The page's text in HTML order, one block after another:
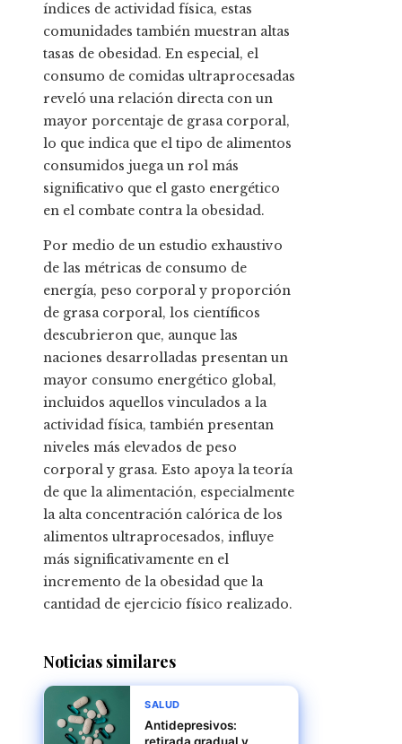
índices de actividad física, estas
comunidades también muestran altas
tasas de obesidad. En especial, el
consumo de comidas ultraprocesadas
reveló una relación directa con un
mayor porcentaje de grasa corporal,
lo que indica que el tipo de alimentos
consumidos juega un rol más
significativo que el gasto energético
en el combate contra la obesidad.
Por medio de un estudio exhaustivo
de las métricas de consumo de
energía, peso corporal y proporción
de grasa corporal, los científicos
descubrieron que, aunque las
naciones desarrolladas presentan un
mayor consumo energético global,
incluidos aquellos vinculados a la
actividad física, también presentan
niveles más elevados de peso
corporal y grasa. Esto apoya la teoría
de que la alimentación, especialmente
la alta concentración calórica de los
alimentos ultraprocesados, influye
más significativamente en el
incremento de la obesidad que la
cantidad de ejercicio físico realizado.
Noticias similares
SALUD
Antidepresivos: